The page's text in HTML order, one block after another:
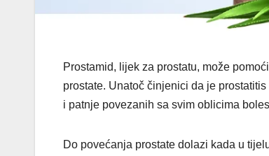
Prostamid, lijek za prostatu, može
prostate. Unatoč činjenici da je
i patnje povezanih sa svim oblicima
Do povećanja prostate dolazi kada u